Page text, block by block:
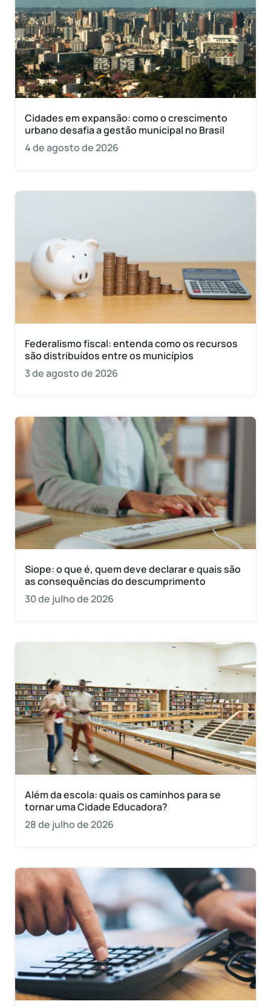
Cidades em expansão: como o crescimento
urbano desafia a gestão municipal no Brasil
4 de agosto de 2026
Federalismo fiscal: entenda como os recursos
são distribuídos entre os municípios
3 de agosto de 2026
Siope: o que é, quem deve declarar e quais são
as consequências do descumprimento
30 de julho de 2026
Além da escola: quais os caminhos para se
tornar uma Cidade Educadora?
28 de julho de 2026